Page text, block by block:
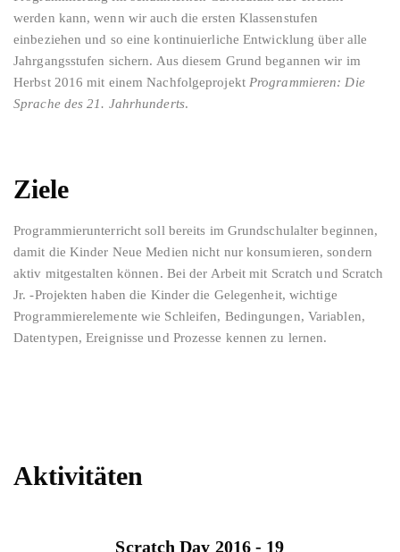
werden kann, wenn wir auch die ersten Klassenstufen
einbeziehen und so eine kontinuierliche Entwicklung über alle
Jahrgangsstufen sichern. Aus diesem Grund begannen wir im
Herbst 2016 mit einem Nachfolgeprojekt Programmieren: Die
Sprache des 21. Jahrhunderts.
Ziele
Programmierunterricht soll bereits im Grundschulalter beginnen,
damit die Kinder Neue Medien nicht nur konsumieren, sondern
aktiv mitgestalten können. Bei der Arbeit mit Scratch und Scratch
Jr. -Projekten haben die Kinder die Gelegenheit, wichtige
Programmierelemente wie Schleifen, Bedingungen, Variablen,
Datentypen, Ereignisse und Prozesse kennen zu lernen.
Aktivitäten
Scratch Day 2016 - 19